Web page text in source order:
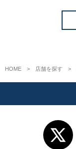
HOME 店舗を探す